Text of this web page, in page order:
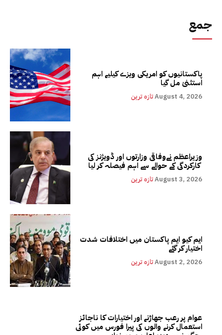
جمع
پاکستانیوں کو امریکی ویزے کیلیے اہم
استثنیٰ مل گیا
تازہ ترینAugust 4, 2026
وزیراعظم نےوفاقی وزارتوں اور ڈویژنز کی
کارکردگی کے حوالے سے اہم فیصلہ کر لیا
تازہ ترینAugust 3, 2026
ایم کیو ایم پاکستان میں اختلافات شدت
اختیار کر گئے
تازہ ترینAugust 2, 2026
عوام پر رعب جھاڑنے اور اختیارات کا ناجائز
استعمال کرنے والوں کی پیرا فورس میں کوئی